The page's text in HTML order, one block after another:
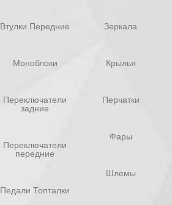
Втулки Передние
Моноблоки
Переключатели
задние
Переключатели
передние
Педали Топталки
Зеркала
Крылья
Перчатки
Фары
Шлемы